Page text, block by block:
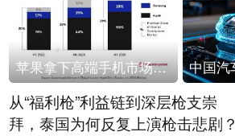
苹果拿下高端手机市场65%的份额：iPhone 17系列功不可没
从“福利枪”利益链到深层枪支崇
拜，泰国为何反复上演枪击悲剧？